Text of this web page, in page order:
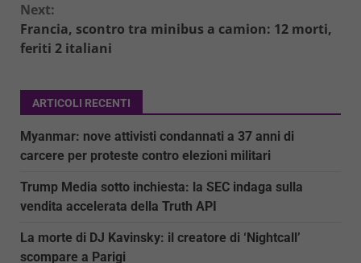
Next:
Francia, scontro tra minibus a camion: 12 morti,
feriti 2 italiani
ARTICOLI RECENTI
Myanmar: nove attivisti condannati a 37 anni di
carcere per proteste contro elezioni militari
Trump Media sotto inchiesta: la SEC indaga sulla
vendita accelerata della Truth API
La morte di DJ Kavinsky: il creatore di ‘Nightcall’
scompare a Parigi